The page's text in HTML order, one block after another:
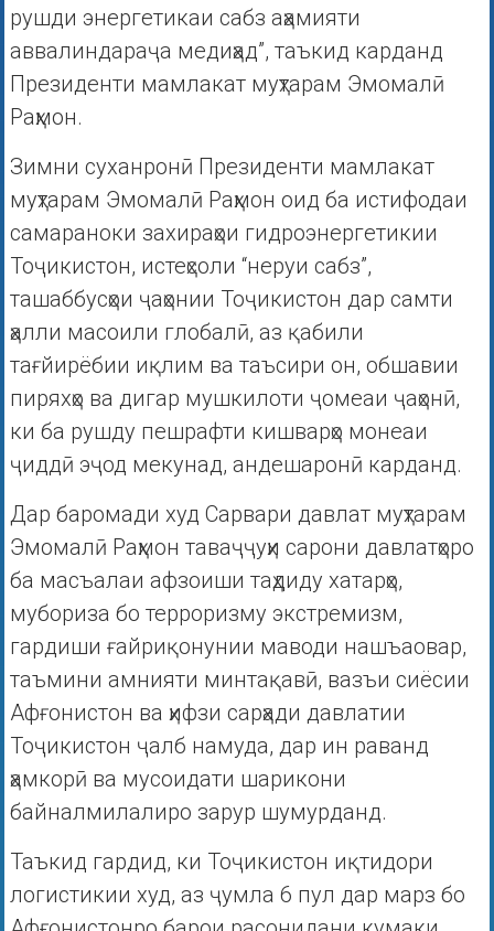
рушди энергетикаи сабз аҳамияти
аввалиндараҷа медиҳад”, таъкид карданд
Президенти мамлакат муҳтарам Эмомалӣ
Раҳмон.
Зимни суханронӣ Президенти мамлакат
муҳтарам Эмомалӣ Раҳмон оид ба истифодаи
самараноки захираҳои гидроэнергетикии
Тоҷикистон, истеҳсоли “неруи сабз”,
ташаббусҳои ҷаҳонии Тоҷикистон дар самти
ҳалли масоили глобалӣ, аз қабили
тағйирёбии иқлим ва таъсири он, обшавии
пиряхҳо ва дигар мушкилоти ҷомеаи ҷаҳонӣ,
ки ба рушду пешрафти кишварҳо монеаи
ҷиддӣ эҷод мекунад, андешаронӣ карданд.
Дар баромади худ Сарвари давлат муҳтарам
Эмомалӣ Раҳмон таваҷҷуҳи сарони давлатҳоро
ба масъалаи афзоиши таҳдиду хатарҳо,
мубориза бо терроризму экстремизм,
гардиши ғайриқонунии маводи нашъаовар,
таъмини амнияти минтақавӣ, вазъи сиёсии
Афғонистон ва ҳифзи сарҳади давлатии
Тоҷикистон ҷалб намуда, дар ин раванд
ҳамкорӣ ва мусоидати шарикони
байналмилалиро зарур шумурданд.
Таъкид гардид, ки Тоҷикистон иқтидори
логистикии худ, аз ҷумла 6 пул дар марз бо